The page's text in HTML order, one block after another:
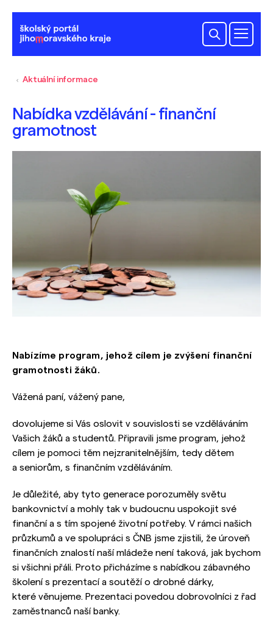
Aktuální informace
Nabídka vzdělávání - finanční
gramotnost
Nabízíme program, jehož cílem je zvýšení finanční
gramotnosti žáků.
Vážená paní, vážený pane,
dovolujeme si Vás oslovit v souvislosti se vzděláváním
Vašich žáků a studentů. Připravili jsme program, jehož
cílem je pomoci těm nejzranitelnějším, tedy dětem
a seniorům, s finančním vzděláváním.
Je důležité, aby tyto generace porozuměly světu
bankovnictví a mohly tak v budoucnu uspokojit své
finanční a s tím spojené životní potřeby. V rámci našich
průzkumů a ve spolupráci s ČNB jsme zjistili, že úroveň
finančních znalostí naší mládeže není taková, jak bychom
si všichni přáli. Proto přicházíme s nabídkou zábavného
školení s prezentací a soutěží o drobné dárky,
které věnujeme. Prezentaci povedou dobrovolníci z řad
zaměstnanců naší banky.